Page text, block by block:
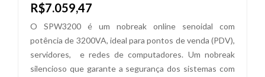
R$7.059,47
O SPW3200 é um nobreak online senoidal com
potência de 3200VA, ideal para pontos de venda (PDV),
servidores, e redes de computadores. Um nobreak
silencioso que garante a segurança dos sistemas com